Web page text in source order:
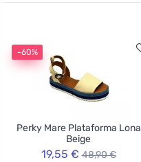
-60%
Perky Mare Plataforma Lona
Beige
19,55 € 48,90 €